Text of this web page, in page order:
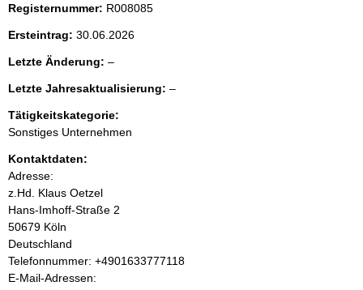
i
t
e
n
i
n
h
a
Registernummer: R008085
Ersteintrag: 30.06.2026
Letzte Änderung: –l
e
r
Letzte Jahresaktualisierung: –l
Tätigkeitskategorie:
Sonstiges Unternehmen
Kontaktdaten:
Adresse:
z.Hd. Klaus Oetzel
Hans-Imhoff-Straße 2
50679 Köln
Deutschland
K
o
Telefonnummer: +4901633777118
E-Mail-Adressen: